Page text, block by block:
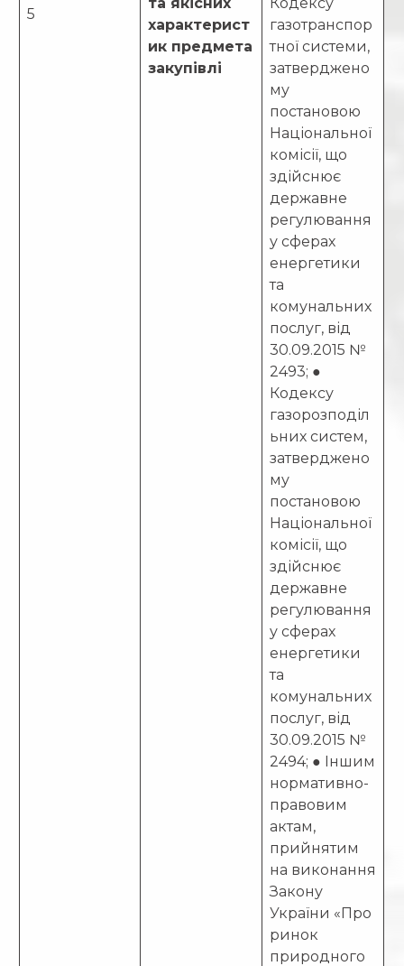
5
характерист
ик предмета
закупівлі
газотранспор
тної системи,
затверджено
му
постановою
Національної
комісії, що
здійснює
державне
регулювання
у сферах
енергетики
та
комунальних
послуг, від
30.09.2015 №
2493; ●
Кодексу
газорозподіл
ьних систем,
затверджено
му
постановою
Національної
комісії, що
здійснює
державне
регулювання
у сферах
енергетики
та
комунальних
послуг, від
30.09.2015 №
2494; ● Іншим
нормативно-
правовим
актам,
прийнятим
на виконання
Закону
України «Про
ринок
природного